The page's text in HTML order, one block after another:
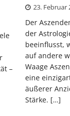
–
23. Februar
Der
der
beeinflusst,
auf andere
Waage
eine
äußerer
Stärke. […]